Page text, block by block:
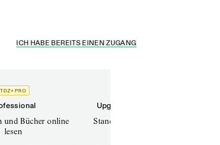
ICH HABE BEREITS EINEN ZUGANG
TDZ+ PRO
und Bücher online
lesen
Upgrade für Printabonnenten
Standard (TdZ+) – Zeitschriften